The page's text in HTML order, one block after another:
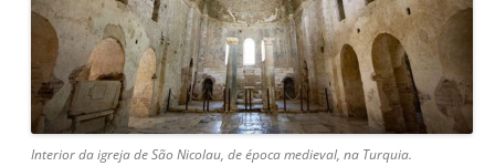
Interior da igreja de São Nicolau, de época medieval, na Turquia.